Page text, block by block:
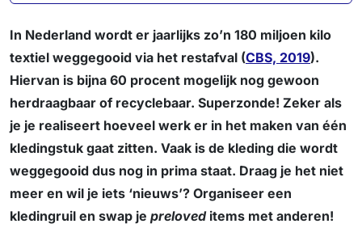
In Nederland wordt er jaarlijks zo’n 180 miljoen kilo
textiel weggegooid via het restafval (CBS, 2019).
Hiervan is bijna 60 procent mogelijk nog gewoon
herdraagbaar of recyclebaar. Superzonde! Zeker als
je je realiseert hoeveel werk er in het maken van één
kledingstuk gaat zitten. Vaak is de kleding die wordt
weggegooid dus nog in prima staat. Draag je het niet
meer en wil je iets ‘nieuws’? Organiseer een
kledingruil en swap je preloveditems met anderen!